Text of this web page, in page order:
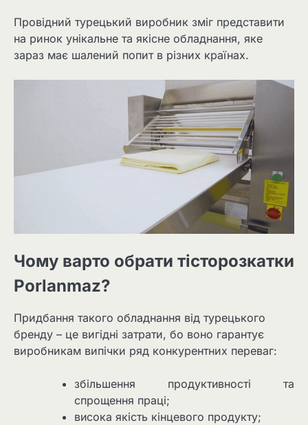
Провідний турецький виробник зміг представити
на ринок унікальне та якісне обладнання, яке
зараз має шалений попит в різних країнах.
Чому варто обрати тісторозкатки
Porlanmaz?
Придбання такого обладнання від турецького
бренду – це вигідні затрати, бо воно гарантує
виробникам випічки ряд конкурентних переваг:
збільшення продуктивності та
спрощення праці;
висока якість кінцевого продукту;